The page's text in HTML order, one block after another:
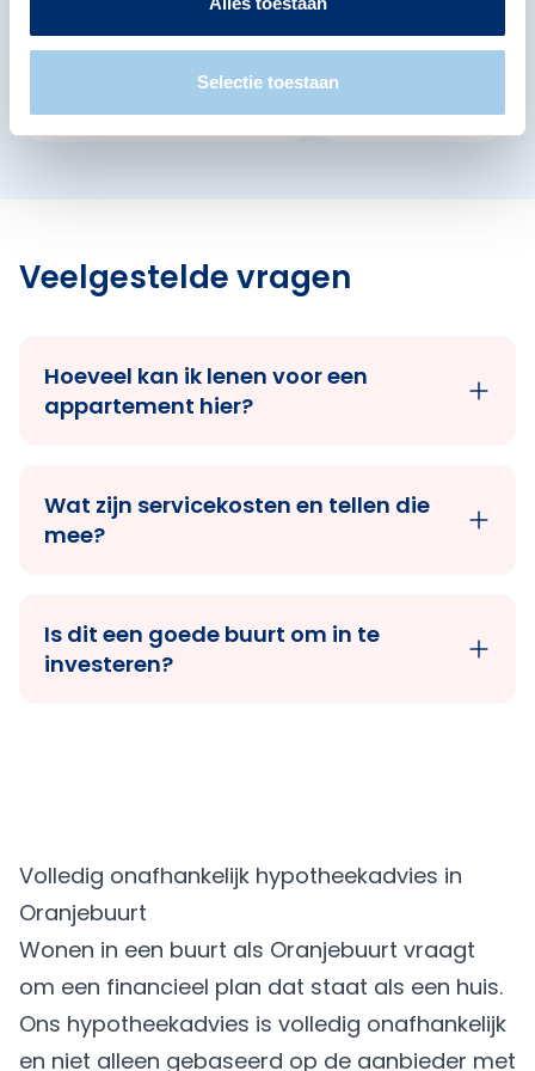
Selectie toestaan
Friesestraatweg
Noorderplantsoenbuurt
Schildersbuurt
Veelgestelde vragen
Hoeveel kan ik lenen voor een
appartement hier?
Wat zijn servicekosten en tellen die
mee?
Is dit een goede buurt om in te
investeren?
Volledig onafhankelijk hypotheekadvies in
Oranjebuurt
Wonen in een buurt als Oranjebuurt vraagt
om een financieel plan dat staat als een huis.
Ons hypotheekadvies is volledig onafhankelijk
en niet alleen gebaseerd op de aanbieder met